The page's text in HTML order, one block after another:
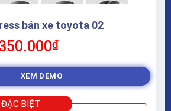
bán xe toyota 02
₫Giá
hiện
tại
là:
350.000₫.
XEM DEMO
BIỆT